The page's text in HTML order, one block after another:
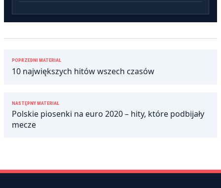
Nawigacja
wpisu
POPRZEDNI MATERIAŁ
10 największych hitów wszech czasów
NASTĘPNY MATERIAŁ
Polskie piosenki na euro 2020 – hity, które podbijały
mecze